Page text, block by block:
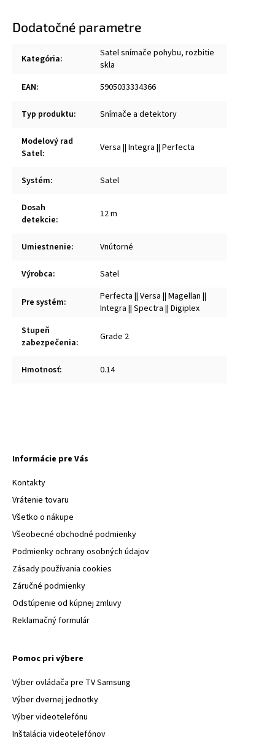
Dodatočné parametre
Kategória:
Satel snímače pohybu, rozbitie
skla
EAN: 5905033334366
Typ produktu: Snímače a detektory
Modelový rad
Satel: Versa || Integra || Perfecta
Systém: Satel
Dosah
detekcie: 12 m
Umiestnenie: Vnútorné
Výrobca: Satel
Pre systém:
Perfecta || Versa || Magellan ||
Integra || Spectra || Digiplex
Stupeň
zabezpečenia: Grade 2
Hmotnosť: 0.14
Informácie pre Vás
Kontakty
Vrátenie tovaru
Všetko o nákupe
Všeobecné obchodné podmienky
Podmienky ochrany osobných údajov
Zásady používania cookies
Záručné podmienky
Odstúpenie od kúpnej zmluvy
Reklamačný formulár
Pomoc pri výbere
Výber ovládača pre TV Samsung
Výber dvernej jednotky
Výber videotelefónu
Inštalácia videotelefónov